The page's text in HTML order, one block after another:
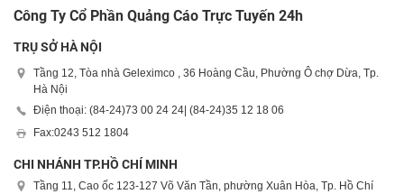
Công Ty Cổ Phần Quảng Cáo Trực Tuyến 24h
TRỤ SỞ HÀ NỘI
Tầng 12, Tòa nhà Geleximco , 36 Hoàng Cầu, Phường Ô chợ Dừa, Tp.
Hà Nội
Điện thoại: (84-24)73 00 24 24 | (84-24)35 12 18 06
Fax:0243 512 1804
CHI NHÁNH TP.HỒ CHÍ MINH
Tầng 11, Cao ốc 123-127 Võ Văn Tần, phường Xuân Hòa, Tp. Hồ Chí